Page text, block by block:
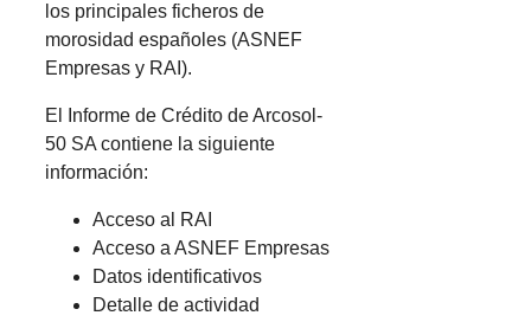
los principales ficheros de
morosidad españoles (ASNEF
Empresas y RAI).
El Informe de Crédito de Arcosol-
50 SA contiene la siguiente
información:
Acceso al RAI
Acceso a ASNEF Empresas
Datos identificativos
Detalle de actividad